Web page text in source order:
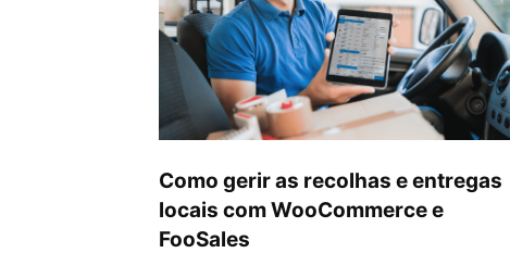
Como gerir as recolhas e entregas
locais com WooCommerce e
FooSales
recolhas
entregas
locais
com
WooCommerce
e
FooSales